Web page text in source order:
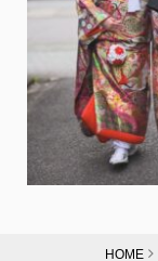
HOME